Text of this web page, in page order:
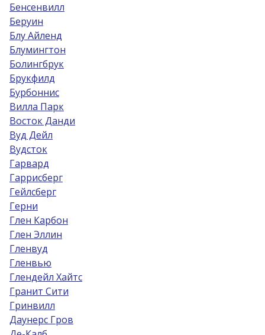
Бенсенвилл
Беруин
Блу Айленд
Блумингтон
Болингбрук
Брукфилд
Бурбоннис
Вилла Парк
Восток Данди
Вуд Дейл
Вудсток
Гарвард
Гаррисберг
Гейлсберг
Герни
Глен Карбон
Глен Эллин
Гленвуд
Гленвью
Глендейл Хайтс
Гранит Сити
Гринвилл
Даунерс Гров